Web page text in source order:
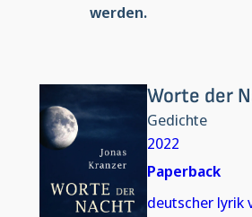
werden.
Worte der
Gedichte
2022
Paperback
deutscher lyrik